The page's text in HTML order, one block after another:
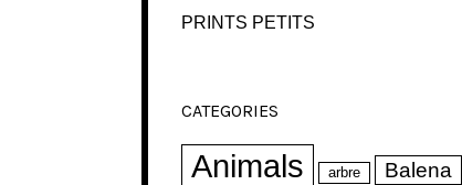
PRINTS PETITS
CATEGORIES
Animals arbre Balena